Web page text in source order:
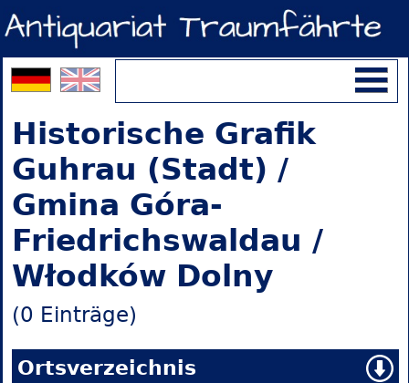
Historische Grafik
Guhrau (Stadt) /
Gmina Góra-
Friedrichswaldau /
Włodków Dolny
(0 Einträge)
Ortsverzeichnis